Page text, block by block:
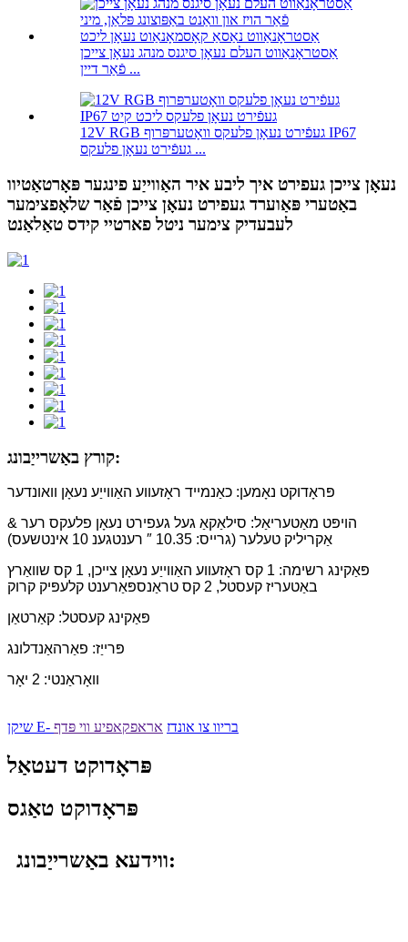
אַסטראָנאַווט העלם נעאָן סיגנס מנהג נעאָן צייכן
פֿאַר דיין ...
12V RGB געפֿירט נעאָן פלעקס וואָטערפּרוף IP67
געפֿירט נעאָן פלעקס ...
נעאָן צייכן געפירט איך ליבע איר האַווייַע פינגער פּאָרטאַטיוו
באַטערי פּאַוערד געפירט נעאָן צייכן פֿאַר שלאָפצימער
לעבעדיק צימער ניטל פארטיי קידס טאַלאַנט
קורץ באַשרייַבונג:
פּראָדוקט נאָמען: כאַנמייד ראָזעווע האַווייַע נעאָן וואונדער
הויפּט מאַטעריאַל: סילאַקאַ געל געפירט נעאָן פלעקס רער &
אַקריליק טעלער (גרייס: 10.35 ″ רענטגענ 10 אינטשעס)
פּאַקינג רשימה: 1 קס ראָזעווע האַווייַע נעאָן צייכן, 1 קס שוואַרץ
באַטעריז קעסטל, 2 קס טראַנספּאַרענט קלעפּיק קרוק
פּאַקינג קעסטל: קאַרטאַן
פּרייַז: פאַרהאַנדלונג
וואָראַנטי: 2 יאָר
שיקן E- בריוו צו אונדז אראפקאפיע ווי פּדף
פּראָדוקט דעטאַל
פּראָדוקט טאַגס
ווידעא באַשרייַבונג: